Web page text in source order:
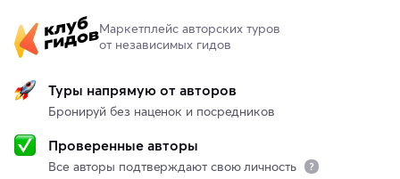
Маркетплейс авторских туров
от независимых гидов
Туры напрямую от авторов
Бронируй без наценок и посредников
Проверенные авторы
Все авторы подтверждают свою личность